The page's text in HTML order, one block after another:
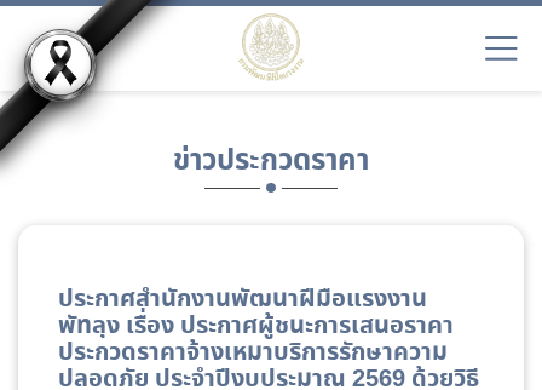
ข่าวประกวดราคา
ประกาศสำนักงานพัฒนาฝีมือแรงงาน
พัทลุง เรื่อง ประกาศผู้ชนะการเสนอราคา
ประกวดราคาจ้างเหมาบริการรักษาความ
ปลอดภัย ประจำปีงบประมาณ 2569 ด้วยวิธี